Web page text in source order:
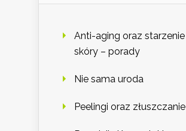
Anti-aging oraz starzenie
skóry – porady
Nie sama uroda
Peelingi oraz złuszczanie